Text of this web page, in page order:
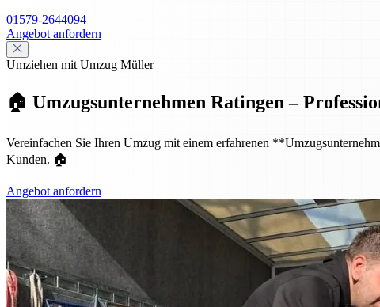
01579-2644094
Angebot anfordern
Umziehen mit Umzug Müller
🏠 Umzugsunternehmen Ratingen –
Vereinfachen Sie Ihren Umzug mit einem erfahrenen
Kunden. 🏠
Angebot anfordern